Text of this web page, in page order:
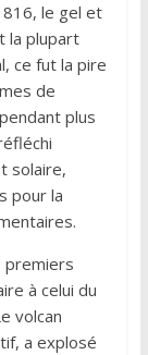
le gel et
la plupart
ce fut la pire
de
plus
solaire,
pour la
premiers
à celui du
volcan
a explosé